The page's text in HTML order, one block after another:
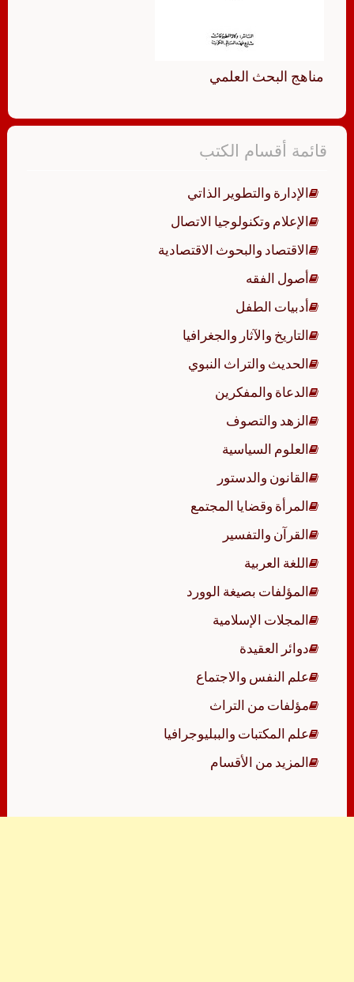
مناهج البحث العلمي
قائمة أقسام الكتب
الإدارة والتطوير الذاتي
الإعلام وتكنولوجيا الاتصال
الاقتصاد والبحوث الاقتصادية
أصول الفقه
أدبيات الطفل
التاريخ والآثار والجغرافيا
الحديث والتراث النبوي
الدعاة والمفكرين
الزهد والتصوف
العلوم السياسية
القانون والدستور
المرأة وقضايا المجتمع
القرآن والتفسير
اللغة العربية
المؤلفات بصيغة الوورد
المجلات الإسلامية
دوائر العقيدة
علم النفس والاجتماع
مؤلفات من التراث
علم المكتبات والببليوجرافيا
المزيد من الأقسام